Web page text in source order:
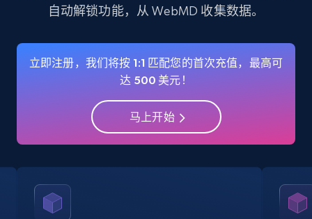
Instagram - Profiles - Collect profile
business account, Is professional account, Is
verified, and more.
3.5K+ 注册使用
Crunchbase companies information
Name, URL, ID, Cb rank, Region, About,
自动解锁功能，从 WebMD 收集数据。
立即注册，我们将按 1:1 匹配您的首次充值，最高可
达 500 美元！
马上开始